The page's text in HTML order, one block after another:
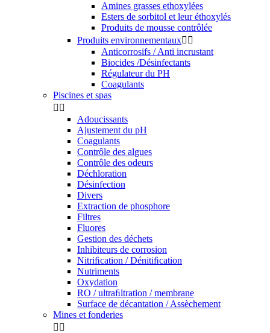
Amines grasses ethoxylées
Esters de sorbitol et leur éthoxylés
Produits de mousse contrôlée
Produits environnementaux 
Anticorrosifs / Anti incrustant
Biocides /Désinfectants
Régulateur du PH
Coagulants
Piscines et spas
 
Adoucissants
Ajustement du pH
Coagulants
Contrôle des algues
Contrôle des odeurs
Déchloration
Désinfection
Divers
Extraction de phosphore
Filtres
Fluores
Gestion des déchets
Inhibiteurs de corrosion
Nitriﬁcation / Dénitiﬁcation
Nutriments
Oxydation
RO / ultraﬁltration / membrane
Surface de décantation / Assèchement
Mines et fonderies
 